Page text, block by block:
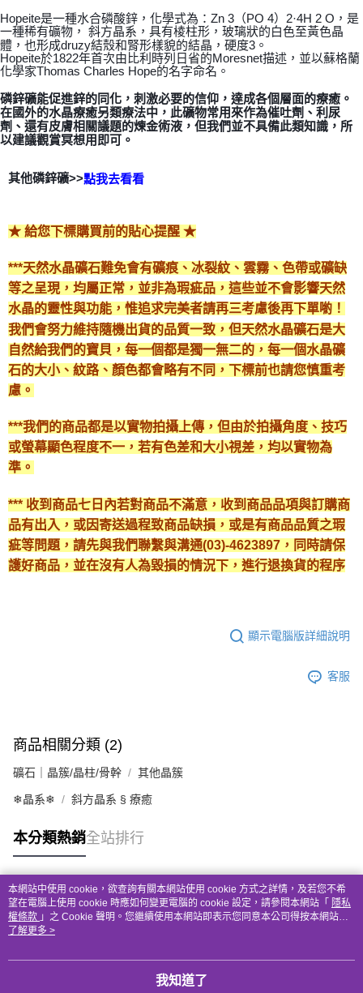
Hopeite是一種水合磷酸鋅，化學式為：Zn 3（PO 4）2·4H 2 O，是
一種稀有礦物， 斜方晶系，具有棱柱形，玻璃狀的白色至黃色晶
體，也形成druzy結殼和腎形樣貌的結晶，硬度3。
Hopeite於1822年首次由比利時列日省的Moresnet描述，並以蘇格蘭
化學家Thomas Charles Hope的名字命名。
磷鋅礦能促進鋅的同化，刺激必要的信仰，達成各個層面的療癒。
在國外的水晶療癒另類療法中，此礦物常用來作為催吐劑、利尿
劑、還有皮膚相關議題的煉金術液，但我們並不具備此類知識，所
以建議觀賞冥想用即可。
其他磷鋅礦>>點我去看看
★ 給您下標購買前的貼心提醒 ★
***天然水晶礦石難免會有礦痕、冰裂紋、雲霧、色帶或礦缺
等之呈現，均屬正常，並非為瑕疵品，這些並不會影響天然
水晶的靈性與功能，惟追求完美者請再三考慮後再下單喲！
我們會努力維持隨機出貨的品質一致，但天然水晶礦石是大
自然給我們的寶貝，每一個都是獨一無二的，每一個水晶礦
石的大小、紋路、顏色都會略有不同，下標前也請您慎重考
慮。
***我們的商品都是以實物拍攝上傳，但由於拍攝角度、技巧
或螢幕顯色程度不一，若有色差和大小視差，均以實物為
準。
*** 收到商品七日內若對商品不滿意，收到商品品項與訂購商
品有出入，或因寄送過程致商品缺損，或是有商品品質之瑕
疵等問題，請先與我們聯繫與溝通(03)-4623897，同時請保
護好商品，並在沒有人為毀損的情況下，進行退換貨的程序
顯示電腦版詳細說明
客服
商品相關分類 (2)
礦石｜晶簇/晶柱/骨幹 其他晶簇
❄晶系❄ 斜方晶系 § 療癒
本分類熱銷全站排行
熱門標籤
本網站中使用 cookie，欲查詢有關本網站使用 cookie 方式之詳情，及若您不希
望在電腦上使用 cookie 時應如何變更電腦的 cookie 設定，請參閱本網站「 隱私
權條款 」之 Cookie 聲明。您繼續使用本網站即表示您同意本公司得按本網站使
用條款之 Cookie 聲明使用 cookie。
了解更多 >
我知道了